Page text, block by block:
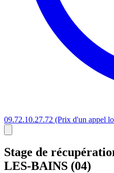
09.72.10.27.72 (Prix d'un appel
Stage de
LES-BAINS (04)